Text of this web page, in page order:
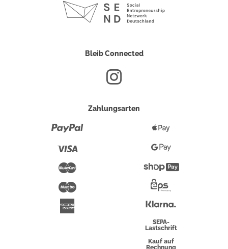
Bleib Connected
Zahlungsarten
Maestro
Pay
Google
Pay
Überweisung
SEPA-
Lastschrift
Kauf auf
Rechnung